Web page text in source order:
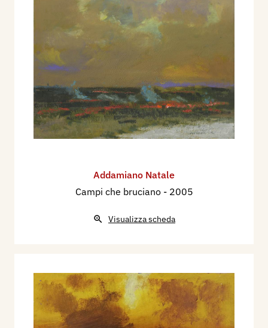
Addamiano Natale
Campi che bruciano - 2005
Visualizza scheda